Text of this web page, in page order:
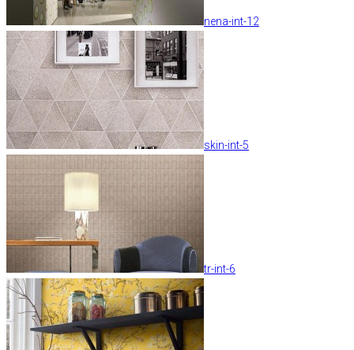
nena-int-12
skin-int-5
tr-int-6